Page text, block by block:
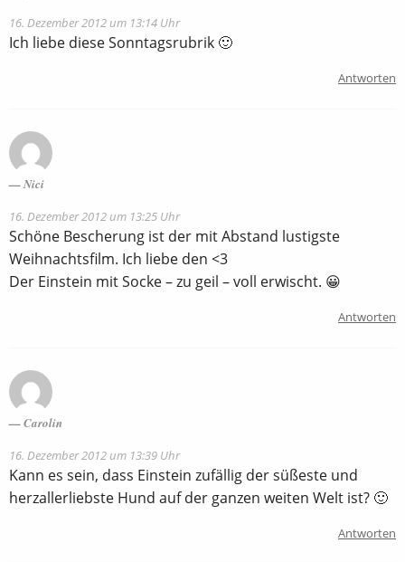
16. Dezember 2012 um 13:14 Uhr
Ich liebe diese Sonntagsrubrik 🙂
Antworten
Nici
16. Dezember 2012 um 13:25 Uhr
Schöne Bescherung ist der mit Abstand lustigste
Weihnachtsfilm. Ich liebe den <3
Der Einstein mit Socke – zu geil – voll erwischt. 😀
Antworten
Carolin
16. Dezember 2012 um 13:39 Uhr
Kann es sein, dass Einstein zufällig der süßeste und
herzallerliebste Hund auf der ganzen weiten Welt ist? 🙂
Antworten